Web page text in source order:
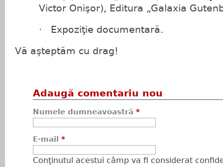
Victor Onişor), Editura „Galaxia
· Expoziţie documentară.
Vă aşteptăm cu drag!
Adaugă comentariu nou
Numele dumneavoastră *
E-mail *
Conţinutul acestui câmp va fi considerat